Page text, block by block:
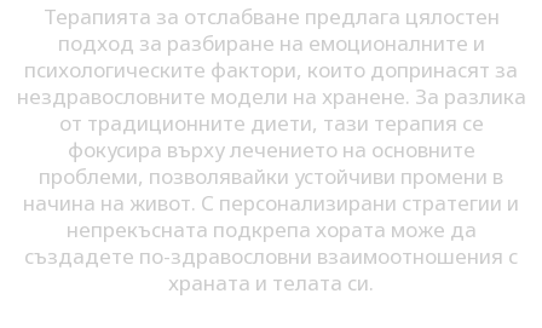
Терапията за отслабване предлага цялостен
подход за разбиране на емоционалните и
психологическите фактори, които допринасят за
нездравословните модели на хранене. За разлика
от традиционните диети, тази терапия се
фокусира върху лечението на основните
проблеми, позволявайки устойчиви промени в
начина на живот. С персонализирани стратегии и
непрекъсната подкрепа хората може да
създадете по-здравословни взаимоотношения с
храната и телата си.